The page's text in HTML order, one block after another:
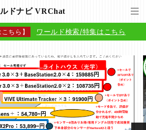
ドナビ VRChat
ちら】 ワールド検索/特集はこちら